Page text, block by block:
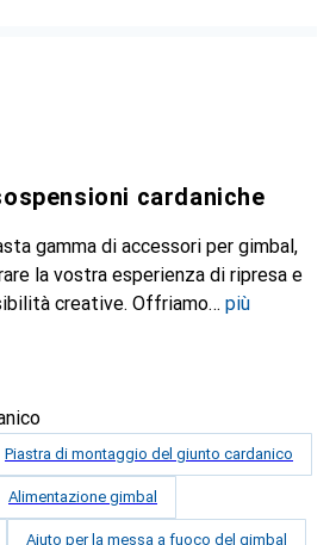
cardaniche
gamma di accessori per gimbal,
la vostra esperienza di ripresa e
creative. Offriamo
più
Piastra di montaggio del giunto cardanico
Alimentazione gimbal
Aiuto per la messa a fuoco del gimbal